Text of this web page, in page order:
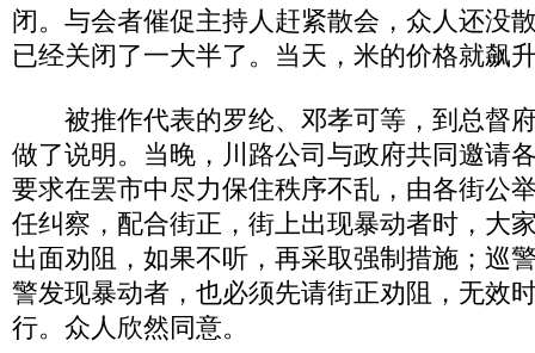
闭。与会者催促主持人赶紧散会，众人还没
已经关闭了一大半了。当天，米的价格就飙
被推作代表的罗纶、邓孝可等，到总督
做了说明。当晚，川路公司与政府共同邀请
要求在罢市中尽力保住秩序不乱，由各街公
任纠察，配合街正，街上出现暴动者时，大
出面劝阻，如果不听，再采取强制措施；巡
警发现暴动者，也必须先请街正劝阻，无效
行。众人欣然同意。